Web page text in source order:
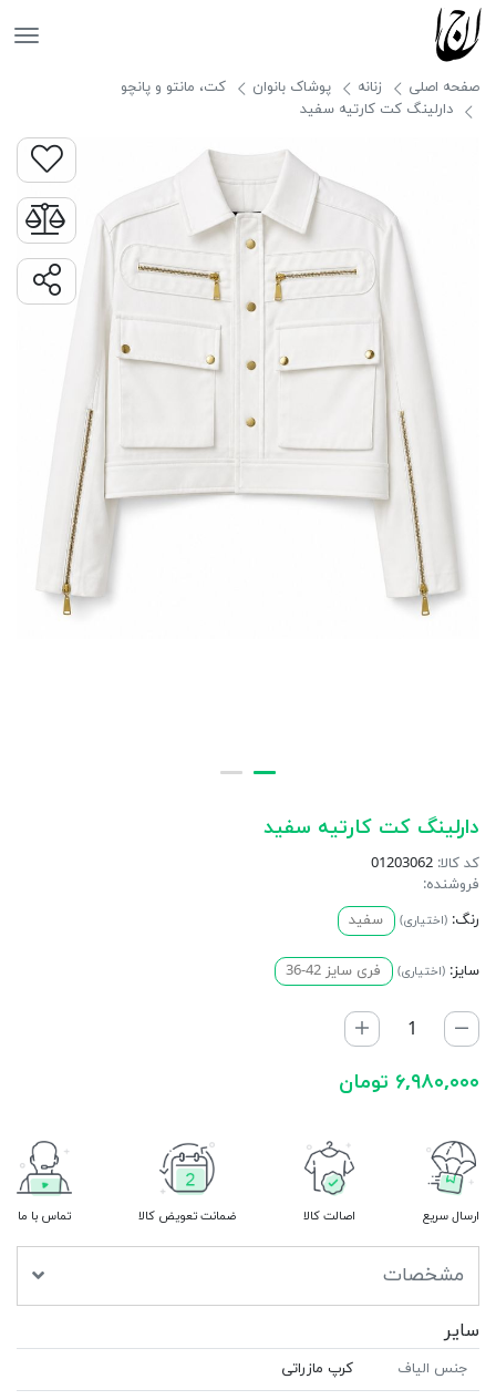
صفحه اصلی زنانه پوشاک بانوان
کت، مانتو و پانچو
دارلینگ کت کارتیه سفید
دارلینگ کت کارتیه سفید
کد کالا: 01203062
فروشنده:
رنگ: (اختیاری) سفید
سایز: (اختیاری) فری سایز 42-36
۶,۹۸۰,۰۰۰ تومان
ارسال سریع اصالت کالا ضمانت تعویض کالا تماس با ما
مشخصات
سایر
جنس الیاف کرپ مازراتی